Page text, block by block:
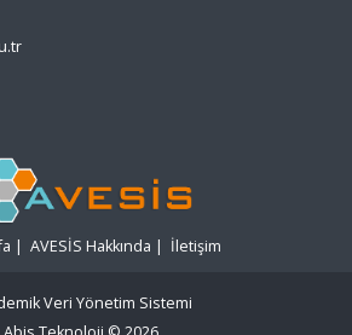
| AVESİS Hakkında | İletişim
Veri Yönetim Sistemi